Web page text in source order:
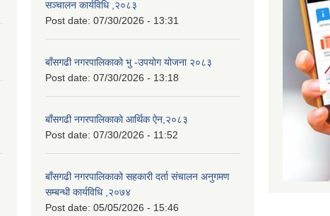
सञ्चालन कार्यविधि ,२०८३
Post date: 07/30/2026 - 13:31
बाँसगढी नगरपालिकाको भु -उपयोग योजना २०८३
Post date: 07/30/2026 - 13:18
बाँसगढी नगरपालिकाको आर्थिक ऐन,२०८३
Post date: 07/30/2026 - 11:52
बाँसगढी नगरपालिकाको सहकारी दर्ता संचालन अनुगमण
सम्बन्धी कार्यविधि ,२०७४
Post date: 05/05/2026 - 15:46